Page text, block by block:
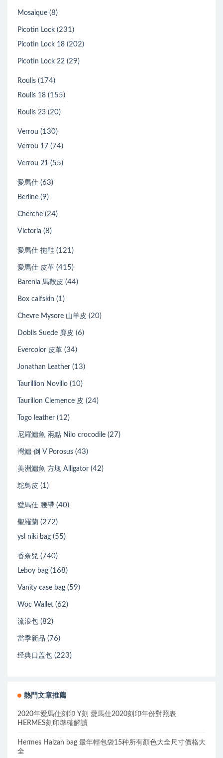
Mosaique (8)
Picotin Lock (231)
Picotin Lock 18 (202)
Picotin Lock 22 (29)
Roulis (174)
Roulis 18 (155)
Roulis 23 (20)
Verrou (130)
Verrou 17 (74)
Verrou 21 (55)
愛馬仕 (63)
Berline (9)
Cherche (24)
Victoria (8)
愛馬仕 拖鞋 (121)
愛馬仕 皮革 (415)
Barenia 馬鞍皮 (44)
Box calfskin (1)
Chevre Mysore 山羊皮 (20)
Doblis Suede 麂皮 (6)
Evercolor 皮革 (34)
Jonathan Leather (13)
Taurillion Novillo (10)
Taurillon Clemence 皮 (24)
Togo leather (12)
尼羅鱷魚 兩點 Nilo crocodile (27)
灣鱷 倒 V Porosus (43)
美洲鱷魚 方塊 Alligator (42)
鴕鳥皮 (1)
愛馬仕 腰帶 (40)
聖羅蘭 (272)
ysl niki bag (55)
香奈兒 (740)
Leboy bag (168)
Vanity case bag (59)
Woc Wallet (62)
流浪包 (82)
當季新品 (76)
经典口盖包 (223)
熱門文章推薦
2020年愛馬仕刻印 Y刻 愛馬仕2020刻印年份對照表
HERMES刻印準確解讀
Hermes Halzan bag 最年輕包袋15种所有顏色大全尺寸價格大
全